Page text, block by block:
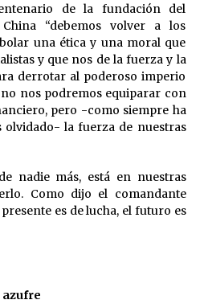
de la fundación del
“debemos volver a los
una ética y una moral que
y que nos de la fuerza y la
derrotar al poderoso imperio
nos podremos equiparar con
pero -como siempre ha
olvidado- la fuerza de nuestras
nadie más, está en nuestras
Como dijo el comandante
es de lucha, el futuro es
azufre